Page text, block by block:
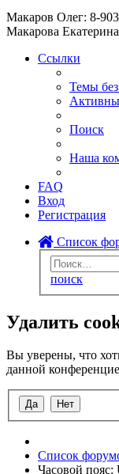
Макаров Олег: 8-
Макарова
Ссылки
Темы без
Поиск
Наша
FAQ
Вход
Регистрация
Список
поиск
Удалить
Вы уверены, что
данной
Список
Часовой пояс: